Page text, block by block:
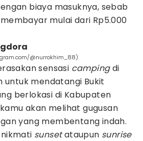
biaya masuknya, sebab
mulai dari Rp5.000
@nurrokhim_88)
sensasi campingdi
untuk mendatangi Bukit
berlokasi di Kabupaten
akan melihat gugusan
yang membentang indah.
sunsetataupun sunrise